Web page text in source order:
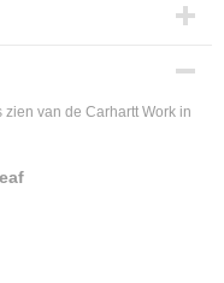
zien van de Carhartt Work in